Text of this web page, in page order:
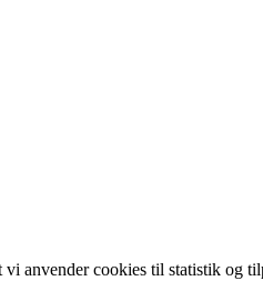
vi anvender cookies til statistik og